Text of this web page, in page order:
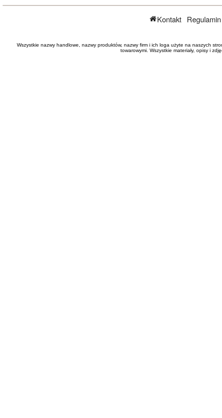
Kontakt
Wszystkie nazwy handlowe, nazwy produktów, nazwy firm i ich loga użyte na naszych
towarowymi. Wszystkie materiały, opisy i